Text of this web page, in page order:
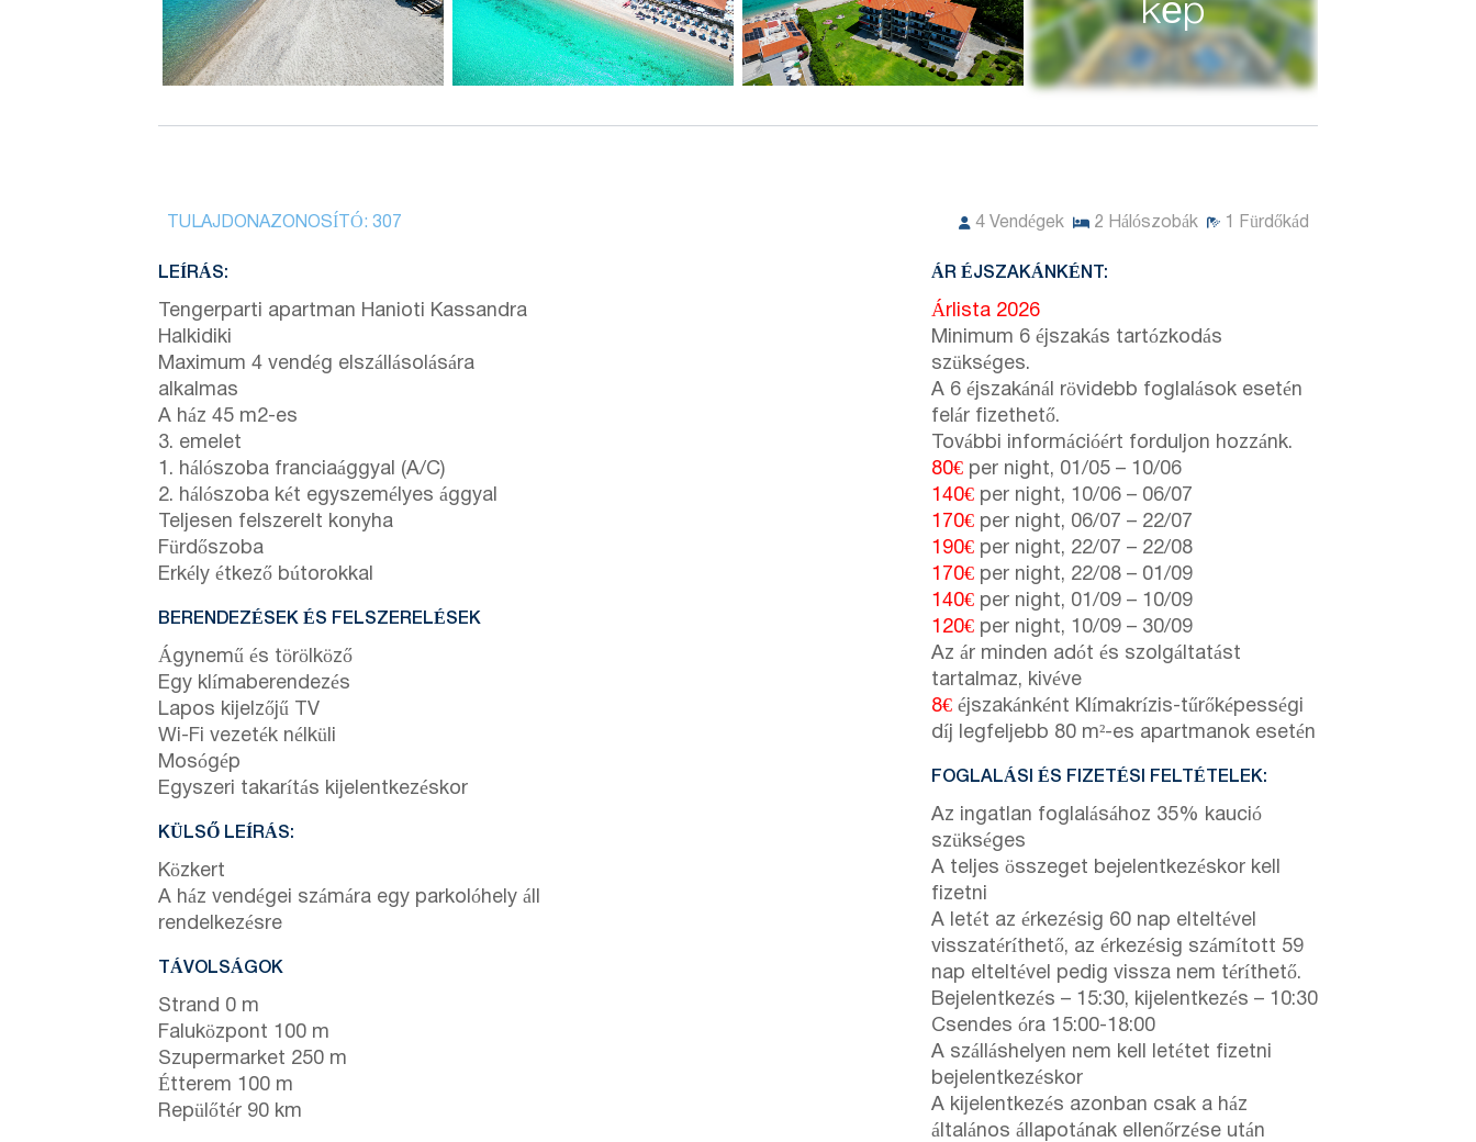
kép
TULAJDONAZONOSÍTÓ: 307 4 Vendégek 2 Hálószobák 1 Fürdőkád
LEÍRÁS:
Tengerparti apartman Hanioti Kassandra
Halkidiki
Maximum 4 vendég elszállásolására
alkalmas
A ház 45 m2-es
3. emelet
1. hálószoba franciaággyal (A/C)
2. hálószoba két egyszemélyes ággyal
Teljesen felszerelt konyha
Fürdőszoba
Erkély étkező bútorokkal
BERENDEZÉSEK ÉS FELSZERELÉSEK
Ágynemű és törölköző
Egy klímaberendezés
Lapos kijelzőjű TV
Wi-Fi vezeték nélküli
Mosógép
Egyszeri takarítás kijelentkezéskor
KÜLSŐ LEÍRÁS:
Közkert
A ház vendégei számára egy parkolóhely áll
rendelkezésre
TÁVOLSÁGOK
Strand 0 m
Faluközpont 100 m
Szupermarket 250 m
Étterem 100 m
Repülőtér 90 km
ÁR ÉJSZAKÁNKÉNT:
Árlista 2026
Minimum 6 éjszakás tartózkodás
szükséges.
A 6 éjszakánál rövidebb foglalások esetén
felár fizethető.
További információért forduljon hozzánk.
80€ per night, 01/05 – 10/06
140€ per night, 10/06 – 06/07
170€ per night, 06/07 – 22/07
190€ per night, 22/07 – 22/08
170€ per night, 22/08 – 01/09
140€ per night, 01/09 – 10/09
120€ per night, 10/09 – 30/09
Az ár minden adót és szolgáltatást
tartalmaz, kivéve
8€ éjszakánként Klímakrízis-tűrőképességi
díj legfeljebb 80 m²-es apartmanok esetén
FOGLALÁSI ÉS FIZETÉSI FELTÉTELEK:
Az ingatlan foglalásához 35% kaució
szükséges
A teljes összeget bejelentkezéskor kell
fizetni
A letét az érkezésig 60 nap elteltével
visszatéríthető, az érkezésig számított 59
nap elteltével pedig vissza nem téríthető.
Bejelentkezés – 15:30, kijelentkezés – 10:30
Csendes óra 15:00-18:00
A szálláshelyen nem kell letétet fizetni
bejelentkezéskor
A kijelentkezés azonban csak a ház
általános állapotának ellenőrzése után